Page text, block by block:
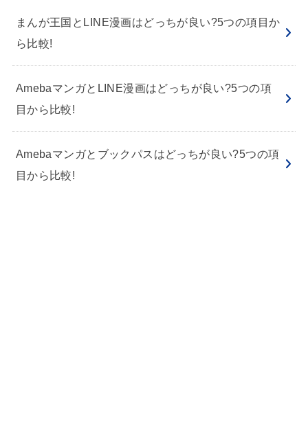
まんが王国とLINE漫画はどっちが良い?5つの項目か
ら比較!
AmebaマンガとLINE漫画はどっちが良い?5つの項
目から比較!
Amebaマンガとブックパスはどっちが良い?5つの項
目から比較!